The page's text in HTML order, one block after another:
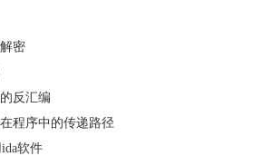
密
反汇编
程序中的传递路径
软件